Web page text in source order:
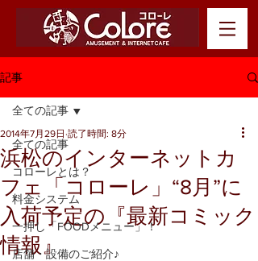
記事
全ての記事
コローレとは？
料金システム
一押し「FOODメニュー」！
店舗・設備のご紹介♪
全ての記事
浜松のインターネットカ
フェ「コローレ」“8月”に
入荷予定の『最新コミック
情報』
2014年7月29日 読了時間: 8分